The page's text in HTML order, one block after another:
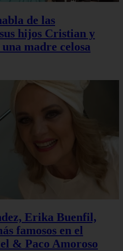
de las
hijos Cristian y
madre celosa
Erika Buenfil,
famosos en el
& Paco Amoroso